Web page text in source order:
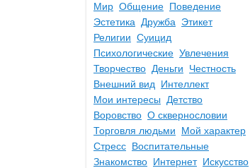
Мир Общение Поведение
Эстетика
Дружба
Этикет
Религии Суицид
Психологические Увлечения
Творчество Деньги
Честность
Внешний вид
Интеллект
Мои интересы
Детство
Воровство О сквернословии
Торговля людьми
Мой характер
Стресс Воспитательные
Знакомство Интернет Искусство